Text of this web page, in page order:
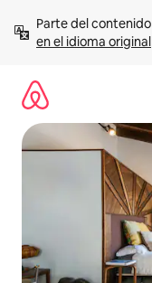
contenido
Parte del
en el idioma original